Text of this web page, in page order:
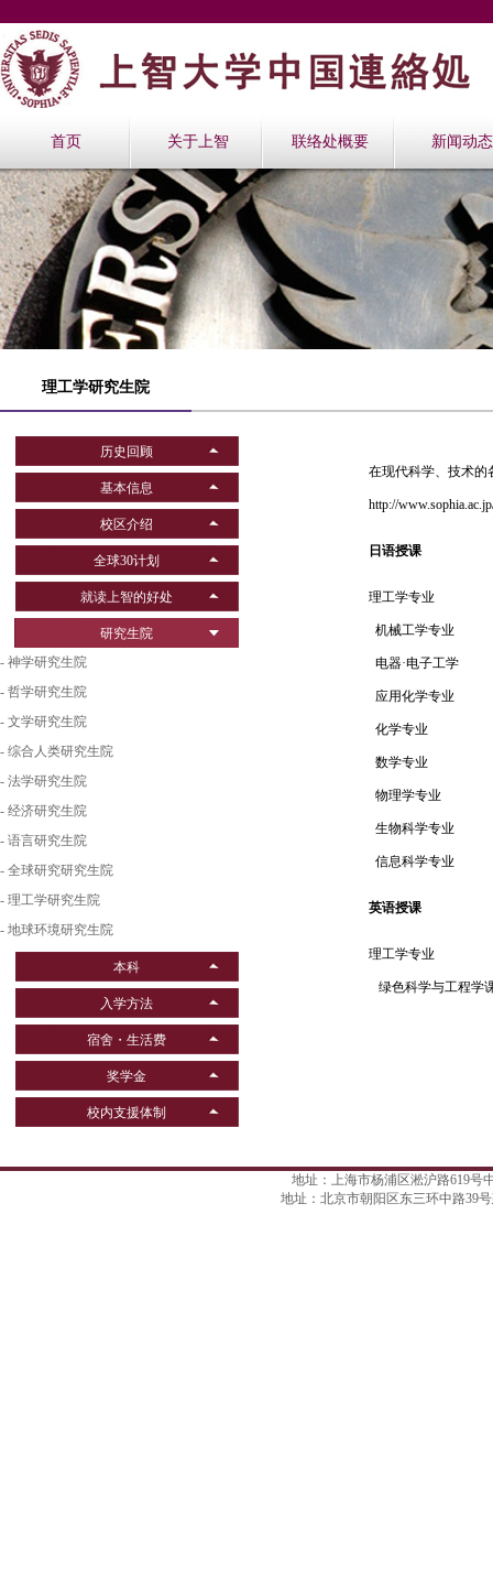
首页 关于上智 联络处概要 新闻动态
理工学研究生院
历史回顾
基本信息
校区介绍
全球30计划
就读上智的好处
研究生院
- 神学研究生院
- 哲学研究生院
- 文学研究生院
- 综合人类研究生院
- 法学研究生院
- 经济研究生院
- 语言研究生院
- 全球研究研究生院
- 理工学研究生院
- 地球环境研究生院
本科
入学方法
宿舍・生活费
奖学金
校内支援体制
在现代科学、技术的
http://
日语授课
理工学专业
机械工学专业
电器·电子工学
应用化学专业
化学专业
数学专业
物理学专业
生物科学专业
信息科学专业
英语授课
理工学专业
绿色科学与工程学
地址：上海市杨浦区淞沪路619
地址：北京市朝阳区东三环中路39号